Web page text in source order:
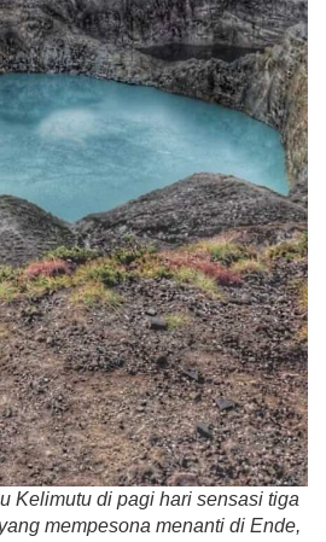
Kelimutu di pagi hari sensasi tiga
mempesona menanti di Ende,